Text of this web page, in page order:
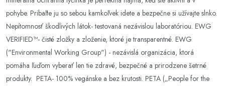
pohybe. Pribaľte ju so sebou kamkoľvek idete a bezpečne si užívajte slnko.
Nepítomnosť škodlivých látok- testovaná nezávislou laboratóriou. EWG
VERIFIED™- čisté zložky a zloženie, ktoré je transparentné. EWG
("Environmental Working Group") - nezávislá organizácia, ktorá
pomáha ľuďom vyberať len tie zdravé, bezpečné a prirodzene šetrné
produkty. PETA- 100% vegánske a bez krutosti. PETA („People for the